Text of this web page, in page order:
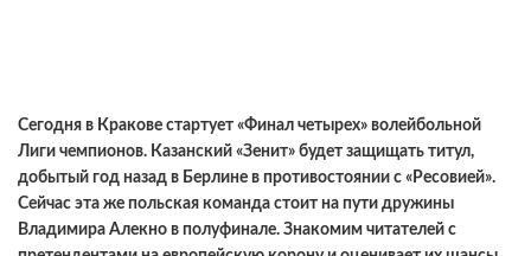
Сегодня в Кракове стартует «Финал четырех» волейбольной
Лиги чемпионов. Казанский «Зенит» будет защищать титул,
добытый год назад в Берлине в противостоянии с «Ресовией».
Сейчас эта же польская команда стоит на пути дружины
Владимира Алекно в полуфинале. Знакомим читателей с